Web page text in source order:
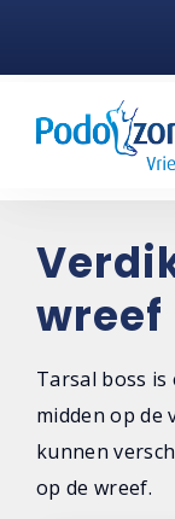
Podotherapie
Over ons
Contact
wreef
Tarsal boss
midden op de
kunnen
op de wreef.